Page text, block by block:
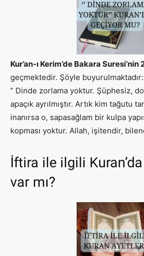
Kur’an-ı Kerim’de Bakara
geçmektedir. Şöyle buyurulmaktadır:
” Dinde zorlama yoktur. Şüphesiz,
apaçık ayrılmıştır. Artık kim tağutu
inanırsa o, sapasağlam bir kulpa
kopması yoktur. Allah, işitendir,
İftira ile ilgili
var mı?